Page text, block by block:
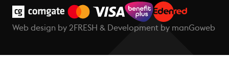
Web design by 2FRESH & Development by manGoweb